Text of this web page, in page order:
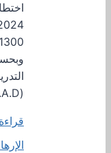
(M.M.A.D. –…